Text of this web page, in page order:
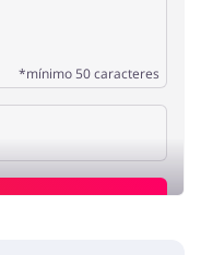
*mínimo 50 caracteres